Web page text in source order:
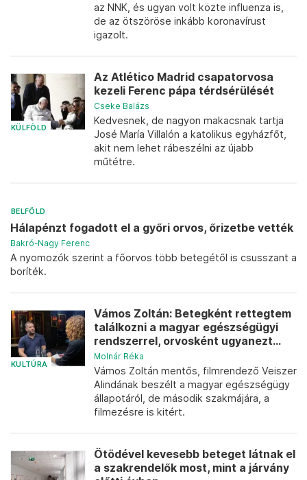
az NNK, és ugyan volt közte influenza is,
de az ötszöröse inkább koronavírust
igazolt.
KÜLFÖLD
Az Atlético Madrid csapatorvosa
kezeli Ferenc pápa térdsérülését
Cseke Balázs
Kedvesnek, de nagyon makacsnak tartja
José María Villalón a katolikus egyházfőt,
akit nem lehet rábeszélni az újabb
műtétre.
BELFÖLD
Hálapénzt fogadott el a győri orvos, őrizetbe vették
Bakró-Nagy Ferenc
A nyomozók szerint a főorvos több betegétől is csusszant a
boríték.
KULTÚRA
Vámos Zoltán: Betegként rettegtem
találkozni a magyar egészségügyi
rendszerrel, orvosként ugyanezt...
Molnár Réka
Vámos Zoltán mentős, filmrendező Veiszer
Alindának beszélt a magyar egészségügy
állapotáról, de második szakmájára, a
filmezésre is kitért.
Ötödével kevesebb beteget látnak el
a szakrendelők most, mint a járvány